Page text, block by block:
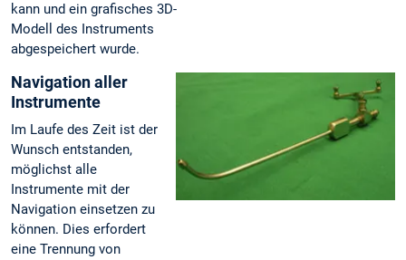
kann und ein grafisches 3D-
Modell des Instruments
abgespeichert wurde.
Navigation aller
Instrumente
Im Laufe des Zeit ist der
Wunsch entstanden,
möglichst alle
Instrumente mit der
Navigation einsetzen zu
können. Dies erfordert
eine Trennung von